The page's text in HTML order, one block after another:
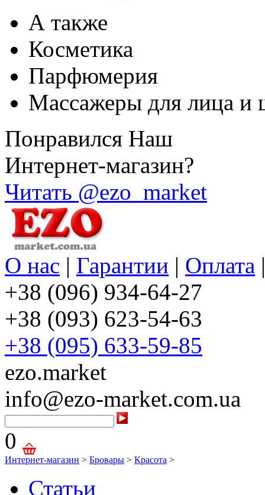
А также
Косметика
Парфюмерия
Массажеры для лица и
Понравился Наш
Интернет-магазин?
Читать @ezo_market
О нас | Гарантии | Оплата
+38 (096) 934-64-27
+38 (093) 623-54-63
+38 (095) 633-59-85
ezo.market
info@ezo-market.com.ua
0
Интернет-магазин > Бровары > Красота >
Статьи